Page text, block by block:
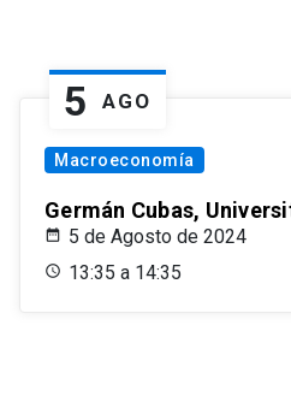
5 AGO
Macroeconomía
Germán Cubas,
5 de Agosto de 2024
13:35 a 14:35